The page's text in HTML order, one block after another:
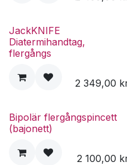
JackKNIFE
Diatermihandtag,
flergångs
2 349,00
Bipolär flergångspincett
(bajonett)
2 100,00